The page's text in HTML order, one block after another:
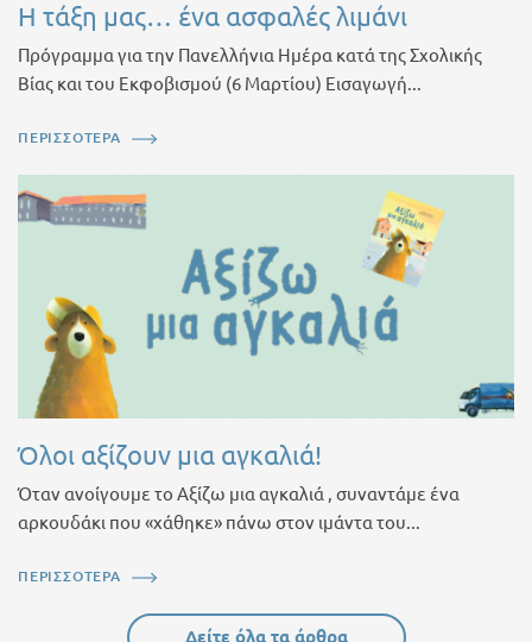
Η τάξη μας… ένα ασφαλές λιμάνι
Πρόγραμμα για την Πανελλήνια Ημέρα κατά της Σχολικής
Βίας και του Εκφοβισμού (6 Μαρτίου) Εισαγωγή...
ΠΕΡΙΣΣΟΤΕΡΑ
Όλοι αξίζουν μια αγκαλιά!
Όταν ανοίγουμε το Αξίζω μια αγκαλιά , συναντάμε ένα
αρκουδάκι που «χάθηκε» πάνω στον ιμάντα του...
ΠΕΡΙΣΣΟΤΕΡΑ
Δείτε όλα τα άρθρα